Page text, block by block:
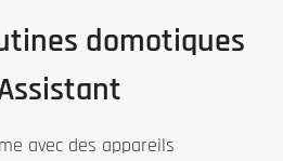
domotiques
avec des appareils